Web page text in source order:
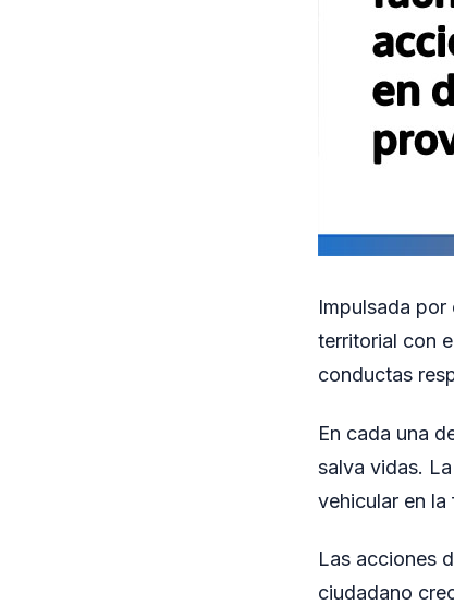
Impulsada
territorial con
conductas
En cada una
salva vidas.
vehicular en
Las acciones
ciudadano